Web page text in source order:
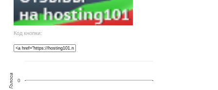
Код кнопки:
0
Голоса